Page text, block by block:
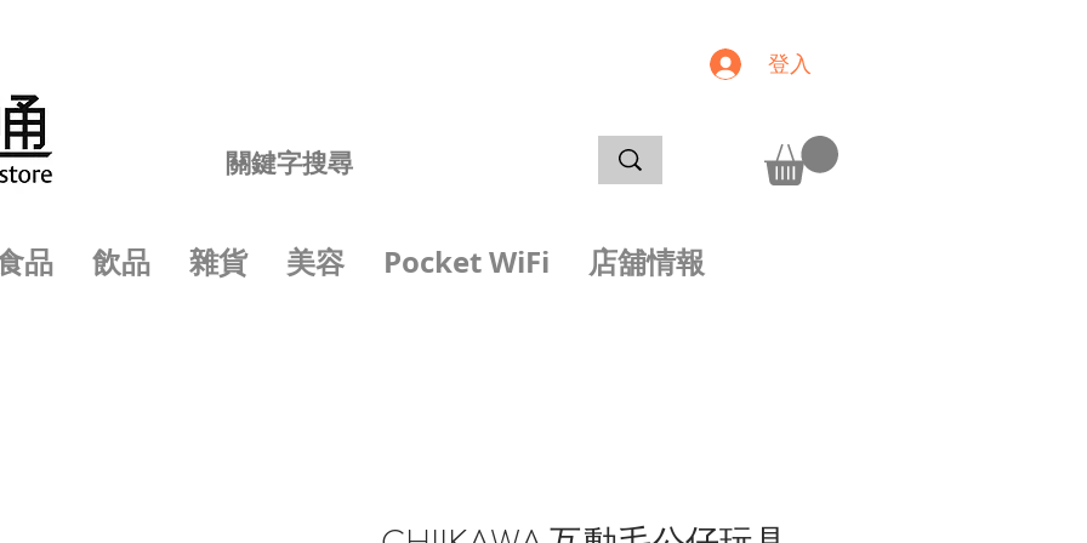
登入
品 飲品 雜貨 美容 Pocket WiFi 店舖情報